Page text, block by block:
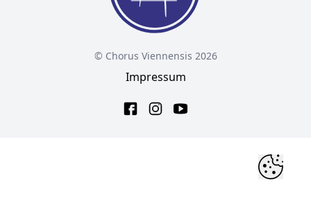
© Chorus Viennensis 2026
Impressum